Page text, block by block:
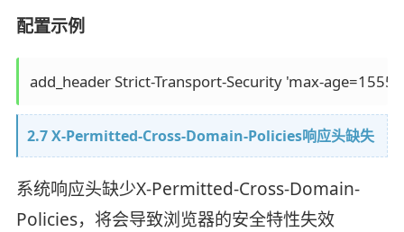
配置示例
add_header Strict-Transport-Security 'max-
2.7 X-Permitted-Cross-Domain-Policies响应头缺失
系统响应头缺少X-Permitted-Cross-Domain-
Policies，将会导致浏览器的安全特性失效